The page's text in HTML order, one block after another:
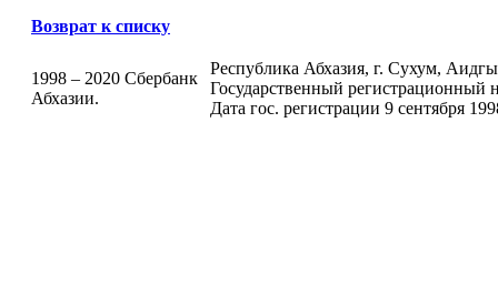
Возврат к списку
1998 – 2020 Сбербанк
Абхазии.
Республика Абхазия, г. Сухум,
Государственный регистрационный
Дата гос. регистрации 9 сентября